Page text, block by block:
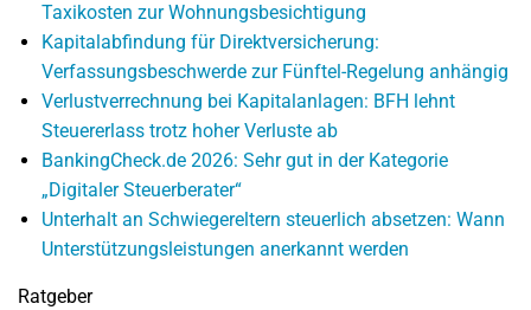
Taxikosten zur Wohnungsbesichtigung
Kapitalabfindung für Direktversicherung:
Verfassungsbeschwerde zur Fünftel-Regelung anhängig
Verlustverrechnung bei Kapitalanlagen: BFH lehnt
Steuererlass trotz hoher Verluste ab
BankingCheck.de 2026: Sehr gut in der Kategorie
„Digitaler Steuerberater“
Unterhalt an Schwiegereltern steuerlich absetzen: Wann
Unterstützungsleistungen anerkannt werden
Ratgeber